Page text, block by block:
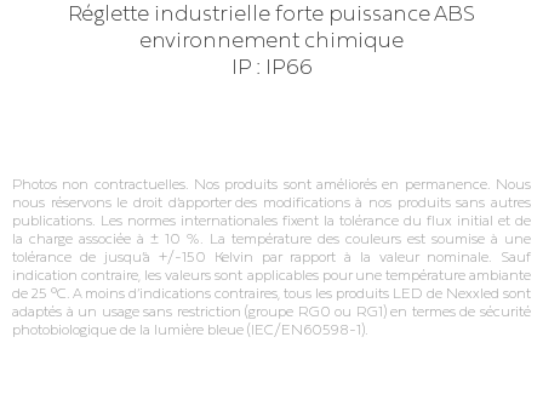
Réglette industrielle forte puissance ABS
environnement chimique
IP : IP66
Photos non contractuelles. Nos produits sont améliorés en permanence. Nous
nous réservons le droit d’apporter des modifications à nos produits sans autres
publications. Les normes internationales fixent la tolérance du flux initial et de
la charge associée à ± 10 %. La température des couleurs est soumise à une
tolérance de jusqu’à +/‐150 Kelvin par rapport à la valeur nominale. Sauf
indication contraire, les valeurs sont applicables pour une température ambiante
de 25 °C. A moins d’indications contraires, tous les produits LED de Nexxled sont
adaptés à un usage sans restriction (groupe RG0 ou RG1) en termes de sécurité
photobiologique de la lumière bleue (IEC/EN60598‐1).